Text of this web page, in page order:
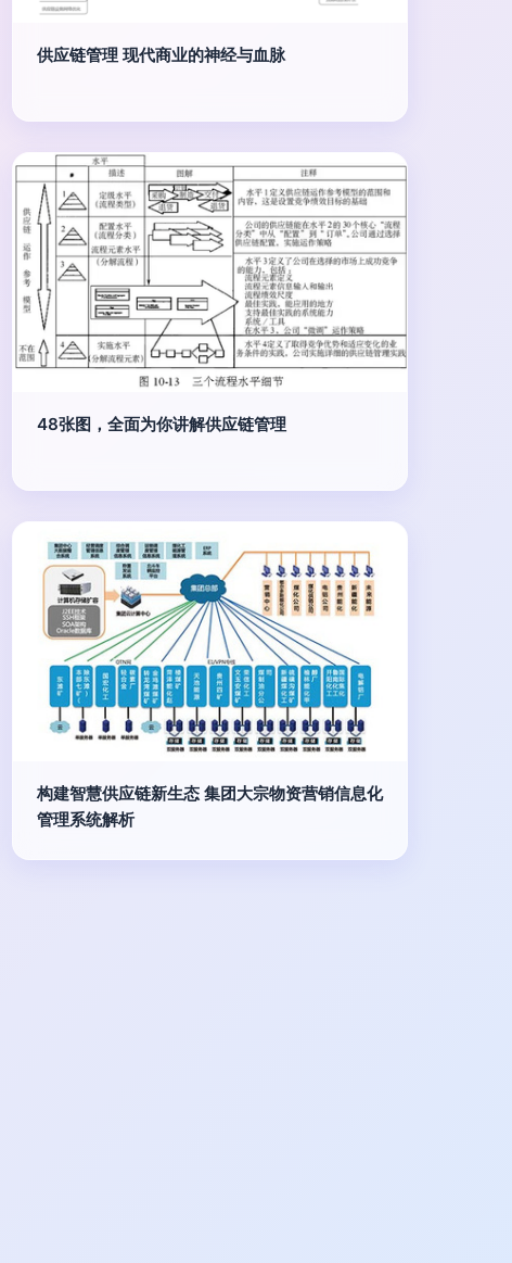
供应链管理 现代商业的神经与血脉
48张图，全面为你讲解供应链管理
构建智慧供应链新生态 集团大宗物资营销信息化
管理系统解析